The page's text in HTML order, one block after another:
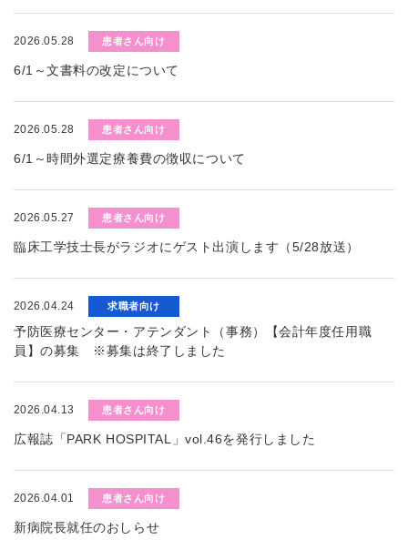
2026.05.28 患者さん向け
6/1～文書料の改定について
2026.05.28 患者さん向け
6/1～時間外選定療養費の徴収について
2026.05.27 患者さん向け
臨床工学技士長がラジオにゲスト出演します（5/28放送）
2026.04.24 求職者向け
予防医療センター・アテンダント（事務）【会計年度任用職
員】の募集 ※募集は終了しました
2026.04.13 患者さん向け
広報誌「PARK HOSPITAL」vol.46を発行しました
2026.04.01 患者さん向け
新病院長就任のおしらせ